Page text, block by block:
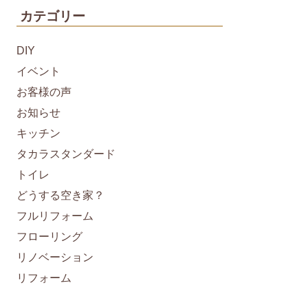
カテゴリー
DIY
イベント
お客様の声
お知らせ
キッチン
タカラスタンダード
トイレ
どうする空き家？
フルリフォーム
フローリング
リノベーション
リフォーム